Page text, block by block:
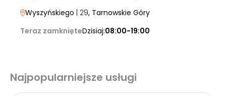
Wyszyńskiego | 29, Tarnowskie Góry
Teraz zamknięteDzisiaj:08:00-19:00
Najpopularniejsze usługi